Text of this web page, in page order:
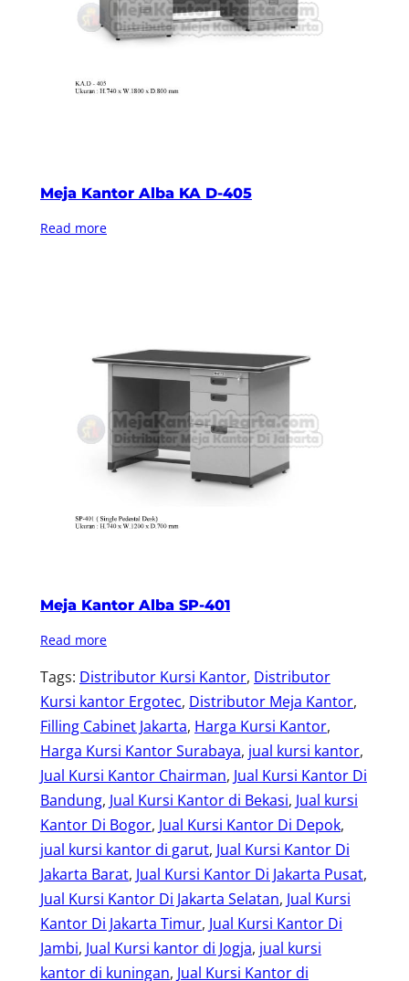
Meja Kantor Alba KA D-405
Read more
Meja Kantor Alba SP-401
Read more
Tags: Distributor Kursi Kantor, Distributor
Kursi kantor Ergotec, Distributor Meja Kantor
Filling Cabinet Jakarta, Harga Kursi Kantor
Harga Kursi Kantor Surabaya, jual kursi kantor
Jual Kursi Kantor Chairman, Jual Kursi Kantor Di
Bandung, Jual Kursi Kantor di Bekasi, Jual kursi
Kantor Di Bogor, Jual Kursi Kantor Di Depok
jual kursi kantor di garut, Jual Kursi Kantor Di
Jakarta Barat, Jual Kursi Kantor Di Jakarta Pusat
Jual Kursi Kantor Di Jakarta Selatan, Jual Kursi
Kantor Di Jakarta Timur, Jual Kursi Kantor Di
Jambi, Jual Kursi kantor di Jogja, jual kursi
kantor di kuningan, Jual Kursi Kantor di